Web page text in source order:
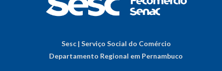
Sesc | Serviço Social do Comércio
Departamento Regional em Pernambuco